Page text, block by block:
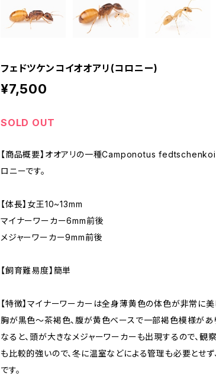
フェドツケンコイオオアリ(コロニー)
¥7,500
SOLD OUT
【商品概要】オオアリの一種Camponotus fedtschenkoi
ロニーです。
【体長】女王10~13mm
マイナーワーカー6mm前後
メジャーワーカー9mm前後
【飼育難易度】簡単
【特徴】マイナーワーカーは全身薄黄色の体色が非常に
胸が黒色〜茶褐色、腹が黄色ベースで一部褐色模様があ
なると、頭が大きなメジャーワーカーも出現するので、観
も比較的強いので、冬に温室などによる管理も必要とせ
です。